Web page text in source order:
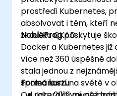
prostředí Kubernetes,
absolvovat i těm, kteří
zkoušku CKAD.
NobleProgposkytuje
Docker a Kubernetes již
více než 360 úspěšně
stala jednou z
společností na světě v
Forma kurzu